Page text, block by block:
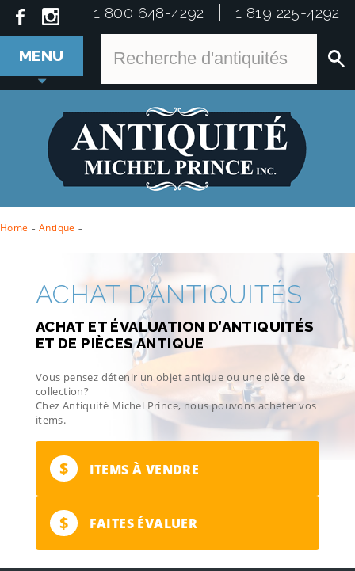
1 800 648-4292 1 819 225-4292
MENU
Home - Antique -
ACHAT D’ANTIQUITÉS
ACHAT ET ÉVALUATION D’ANTIQUITÉS
ET DE PIÈCES ANTIQUE
Vous pensez détenir un objet antique ou une pièce de
collection?
Chez Antiquité Michel Prince, nous pouvons acheter vos
items.
$ ITEMS À VENDRE
$ FAITES ÉVALUER